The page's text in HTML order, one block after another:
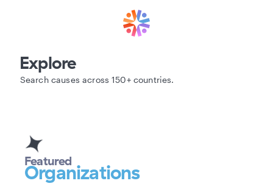
Explore
Search causes across 150+ countries.
Featured
Organizations